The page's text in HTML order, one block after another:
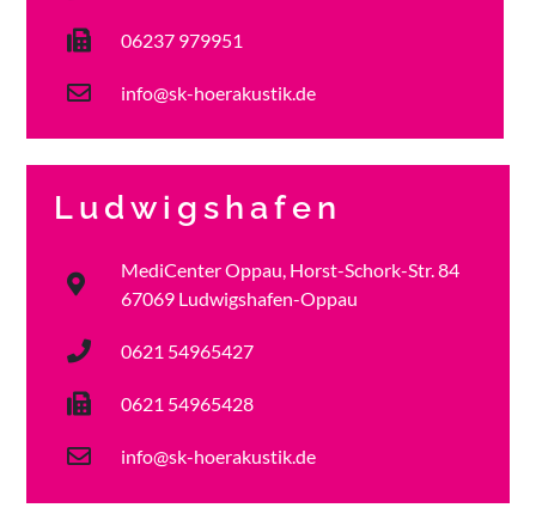
06237 979951
info@sk-hoerakustik.de
Ludwigshafen
MediCenter Oppau, Horst-Schork-Str. 84
67069 Ludwigshafen-Oppau
0621 54965427
0621 54965428
info@sk-hoerakustik.de